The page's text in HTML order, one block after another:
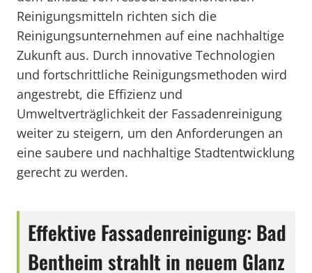
Reinigungsmitteln richten sich die
Reinigungsunternehmen auf eine nachhaltige
Zukunft aus. Durch innovative Technologien
und fortschrittliche Reinigungsmethoden wird
angestrebt, die Effizienz und
Umweltverträglichkeit der Fassadenreinigung
weiter zu steigern, um den Anforderungen an
eine saubere und nachhaltige Stadtentwicklung
gerecht zu werden.
Effektive Fassadenreinigung: Bad
Bentheim strahlt in neuem Glanz